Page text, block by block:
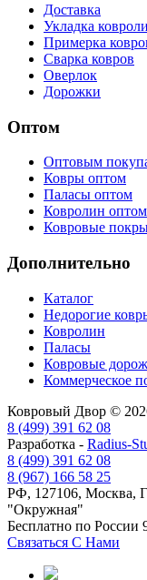
Доставка
Укладка
Примерка
Сварка ковров
Оверлок
Дорожки
Оптом
Оптовым
Ковры оптом
Паласы оптом
Ковролин оптом
Ковровые
Дополнительно
Каталог
Недорогие
Ковролин
Паласы
Ковровые
Коммерческое
Ковровый Двор ©
8 (499) 391 62 08
Разработка - Radius-
8 (499) 391 62 08
8 (967) 166 58 25
РФ, 127106, Москва,
"Окружная"
Бесплатно по России
Связаться С Нами